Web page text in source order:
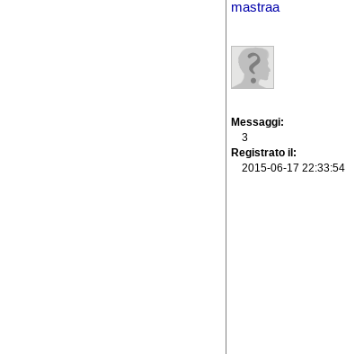
mastraa
Messaggi
3
Registrato il
2015-06-17 22:33:54